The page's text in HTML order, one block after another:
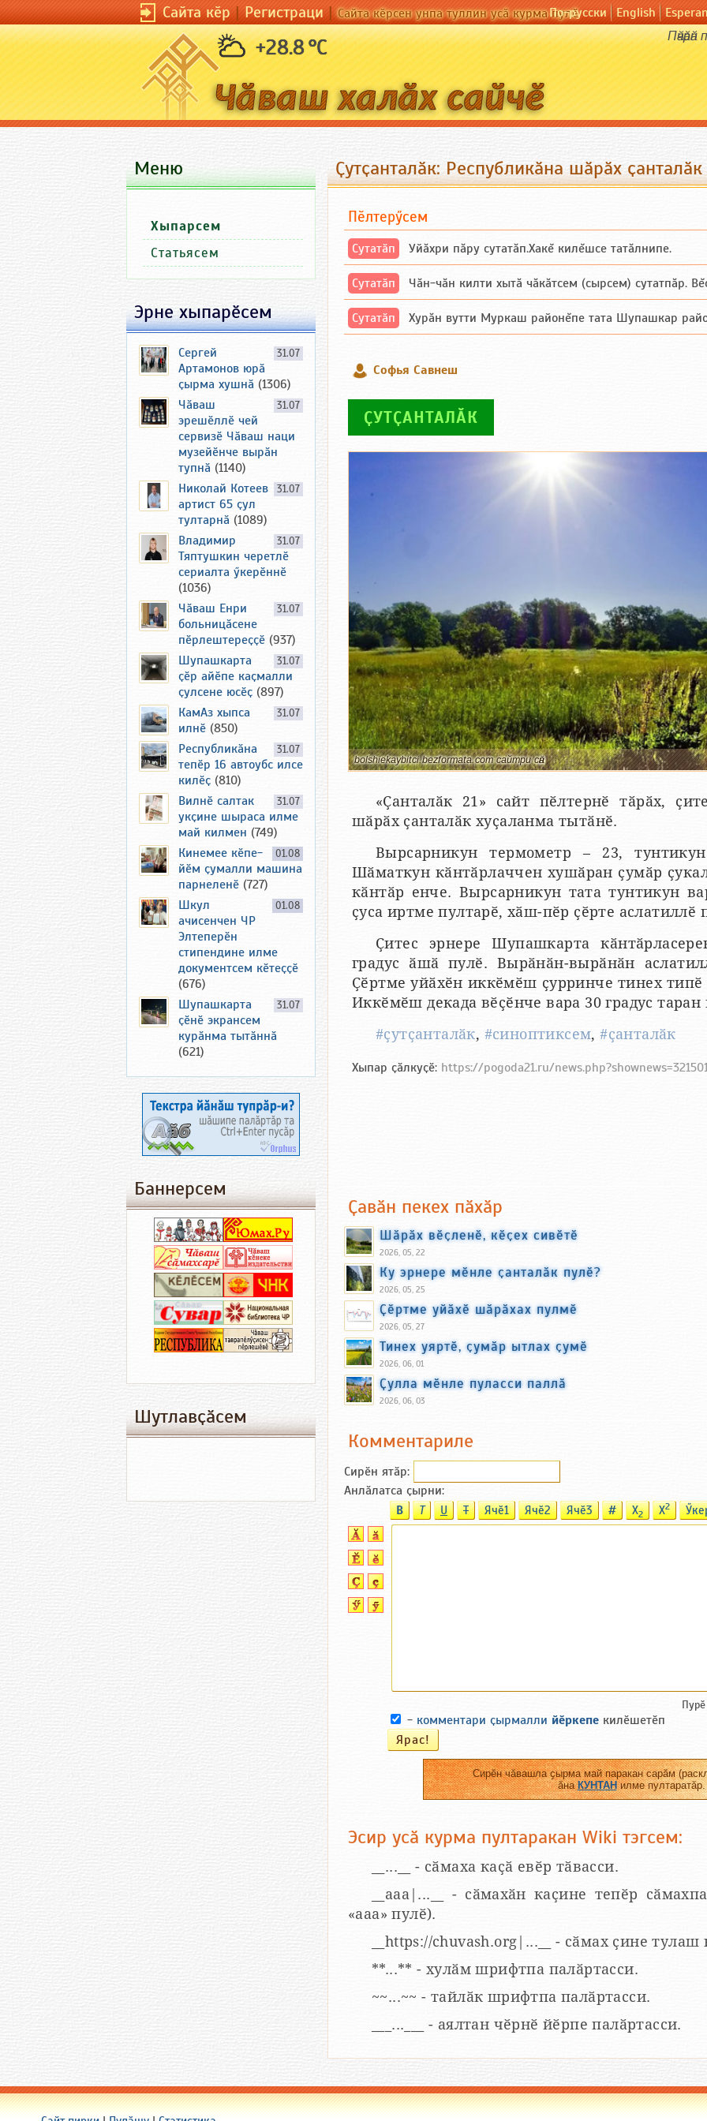
Сайта кӗр|Регистраци|Сайта кӗрсен унпа туллин усӑ курма пулӗПо-русски English
+28.8 °C
Ҫутҫанталӑк: Республикӑна шӑрӑх
Пӗлтерӳсем
Сутатӑп Уйăхри пăру сутатăп.Хакĕ килĕшсе татăлнипе.
Сутатӑп Чăн-чăн килти хытă чăкăтсем (сырсем) сутатпăр.
Сутатӑп Хурăн вутти Муркаш районĕпе тата Шупашкар
Софья Савнеш
ҪУТҪАНТАЛӐК
bolshiekaybitci.bezformata.com сайтри сӑн
«Ҫанталӑк 21» сайт пӗлтернӗ тӑрӑх,
шӑрӑх ҫанталӑк хуҫаланма тытӑнӗ.
Вырсарникун термометр – 23,
Шӑматкун кӑнтӑрлаччен хушӑран ҫумӑр
кӑнтӑр енче. Вырсарникун тата тунтикун
ҫуса иртме пултарӗ, хӑш-пӗр ҫӗрте аслатиллӗ
Ҫитес эрнере Шупашкарта
градус ӑшӑ пулӗ. Вырӑнӑн-вырӑнӑн
Ҫӗртме уйӑхӗн иккӗмӗш ҫурринче тинех типӗ
Иккӗмӗш декада вӗҫӗнче вара 30 градус
#ҫутҫанталӑк, #синоптиксем,#ҫанталӑк
Хыпар ҫӑлкуҫӗ: https://pogoda21.ru/
Ҫавӑн пекех пӑхӑр
Шӑрӑх вӗҫленӗ, кӗҫех сивӗтӗ
2026, 05, 22
Ку эрнере мӗнле ҫанталӑк пулӗ?
2026, 05, 25
Ҫӗртме уйӑхӗ шӑрӑхах пулмӗ
2026, 05, 27
Тинех уяртӗ, ҫумӑр ытлах ҫумӗ
2026, 06, 01
Ҫулла мӗнле пуласси паллӑ
2026, 06, 03
Комментариле
Сирӗн ятӑp:
Анлӑлатса ҫырни:
B T U T Ячӗ1 Ячӗ2 Ячӗ3 # X2 X2
- комментари ҫырмалли йӗркепе килӗшетӗп
Сирӗн чӑвашла ҫырма май паракан сарӑм
ӑнаКУНТАНилме пултаратӑр.
Эсир усӑ курма пултаракан Wiki тэгсем:
__...__ - сӑмаха каҫӑ евӗр тӑвасси.
__aaa|...__ - сӑмахӑн каҫине тепӗр
«ааа» пулӗ).
__https://chuvash.org|...__ - сӑмах ҫине тулаш
**...** - хулӑм шрифтпа палӑртасси.
~~...~~ - тайлӑк шрифтпа палӑртасси.
___...___ - аялтан чӗрнӗ йӗрпе палӑртасси.
Меню
Хыпарсем
Статьясем
Эрне хыпарӗсем
31.07
Сергей
Артамонов юрӑ
ҫырма хушнӑ (1306)
31.07
Чӑваш
эрешӗллӗ чей
сервизӗ Чӑваш наци
музейӗнче вырӑн
тупнӑ (1140)
31.07
Николай Котеев
артист 65 ҫул
тултарнӑ (1089)
31.07
Владимир
Тяптушкин черетлӗ
сериалта ӳкерӗннӗ
(1036)
31.07
Чӑваш Енри
больницӑсене
пӗрлештереҫҫӗ (937)
31.07
Шупашкарта
ҫӗр айӗпе каҫмалли
ҫулсене юсӗҫ (897)
31.07
КамАз хыпса
илнӗ (850)
31.07
Республикӑна
тепӗр 16 автоубс илсе
килӗҫ (810)
31.07
Вилнӗ салтак
укҫине шыраса илме
май килмен (749)
01.08
Кинемее кӗпе-
йӗм ҫумалли машина
парнеленӗ (727)
01.08
Шкул
ачисенчен ЧР
Элтеперӗн
стипендине илме
документсем кӗтеҫҫӗ
(676)
31.07
Шупашкарта
ҫӗнӗ экрансем
курӑнма тытӑннӑ
(621)
Баннерсем
Шутлавҫӑсем